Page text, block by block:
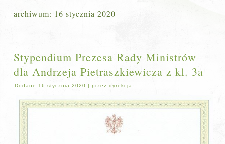
archiwum: 16 stycznia 2020
Stypendium Prezesa Rady Ministrów
dla Andrzeja Pietraszkiewicza z kl. 3a
Dodane 16 stycznia 2020 |przez dyrekcja